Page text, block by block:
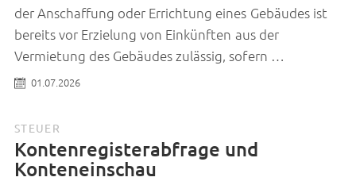
der Anschaffung oder Errichtung eines Gebäudes ist
bereits vor Erzielung von Einkünften aus der
Vermietung des Gebäudes zulässig, sofern …
01.07.2026
STEUER
Kontenregisterabfrage und
Konteneinschau